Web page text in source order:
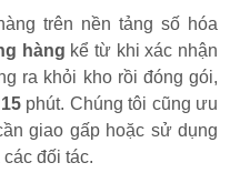
trên nền tảng số hóa
hàng kể từ khi xác nhận
ra khỏi kho rồi đóng gói,
15 phút. Chúng tôi cũng ưu
giao gấp hoặc sử dụng
đối tác.